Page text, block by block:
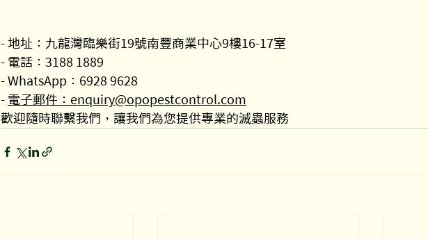
- 地址：九龍灣臨樂街19號南豐商業中心9樓16-17室
- 電話：3188 1889
- WhatsApp：6928 9628
- 電子郵件：enquiry@opopestcontrol.com
歡迎隨時聯繫我們，讓我們為您提供專業的滅蟲服務